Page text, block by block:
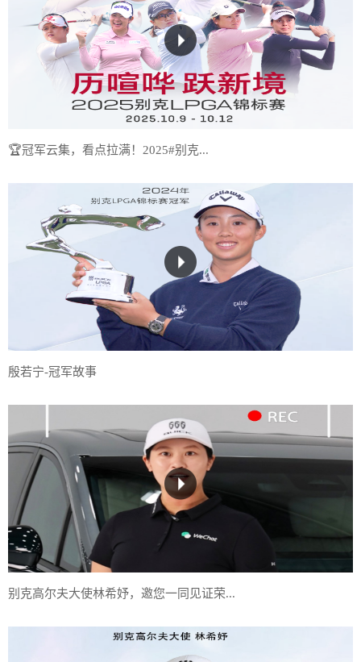
🏆冠军云集，看点拉满！2025#别克...
殷若宁-冠军故事
别克高尔夫大使林希妤，邀您一同见证荣...